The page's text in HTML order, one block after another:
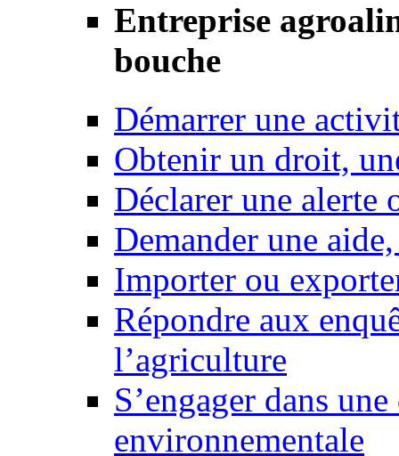
Entreprise
bouche
Démarrer une
Obtenir un droit,
Déclarer une alerte
Demander une
Importer ou
Répondre aux
l’agriculture
S’engager dans
environnementale